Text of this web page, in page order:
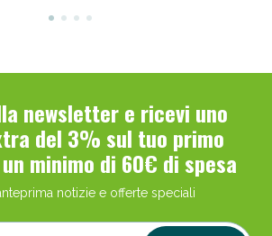
newsletter e ricevi uno
del 3% sul tuo primo
minimo di 60€ di spesa
notizie e offerte speciali